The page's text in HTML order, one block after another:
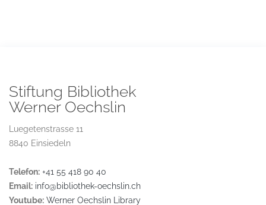
Stiftung Bibliothek
Werner Oechslin
Luegetenstrasse 11
8840 Einsiedeln
Telefon: +41 55 418 90 40
Email: info@bibliothek-oechslin.ch
Youtube: Werner Oechslin Library